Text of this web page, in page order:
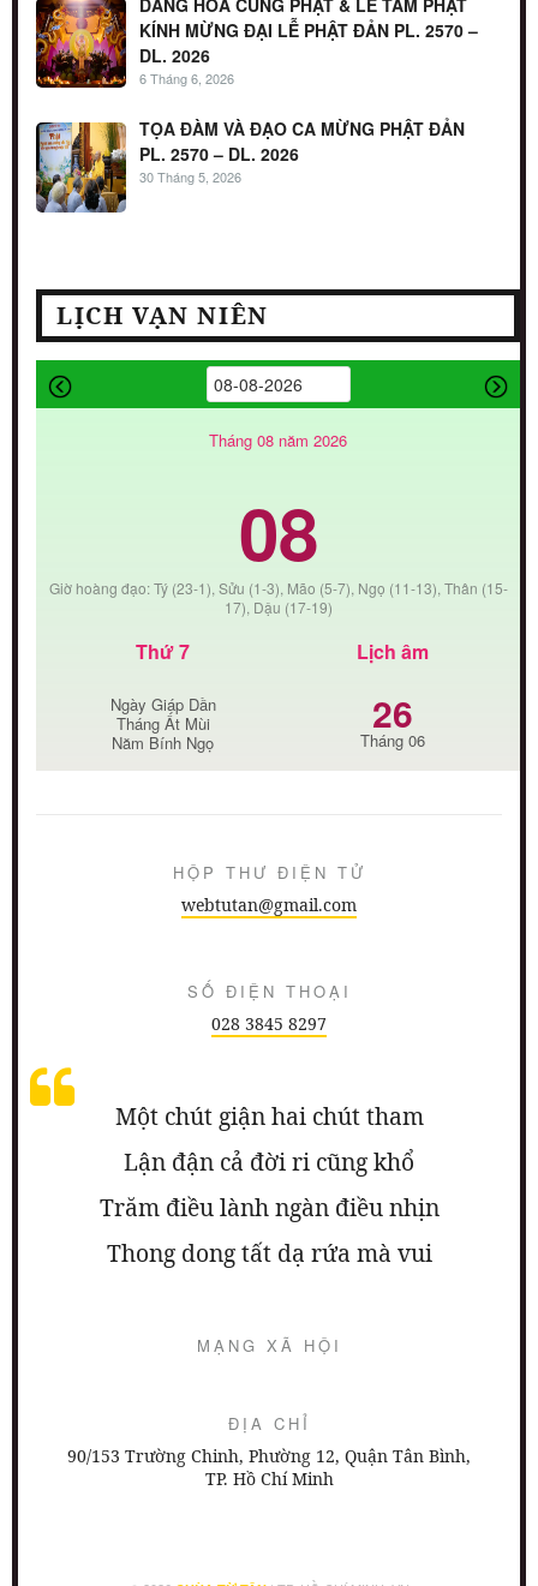
KÍNH MỪNG ĐẠI LỄ PHẬT ĐẢN PL. 2570 –
DL. 2026
6 Tháng 6, 2026
TỌA ĐÀM VÀ ĐẠO CA MỪNG PHẬT ĐẢN
PL. 2570 – DL. 2026
30 Tháng 5, 2026
LỊCH VẠN NIÊN
Tháng 08 năm 2026
08
Giờ hoàng đạo: Tý (23-1), Sửu (1-3), Mão (5-7), Ngọ (11-13), Thân (15-
17), Dậu (17-19)
Thứ 7
Ngày Giáp Dần
Tháng Ất Mùi
Năm Bính Ngọ
Lịch âm
26
Tháng 06
HỘP THƯ ĐIỆN TỬ
webtutan@gmail.com
SỐ ĐIỆN THOẠI
028 3845 8297
Một chút giận hai chút tham
Lận đận cả đời ri cũng khổ
Trăm điều lành ngàn điều nhịn
Thong dong tất dạ rứa mà vui
MẠNG XÃ HỘI
ĐỊA CHỈ
90/153 Trường Chinh, Phường 12, Quận Tân Bình,
TP. Hồ Chí Minh